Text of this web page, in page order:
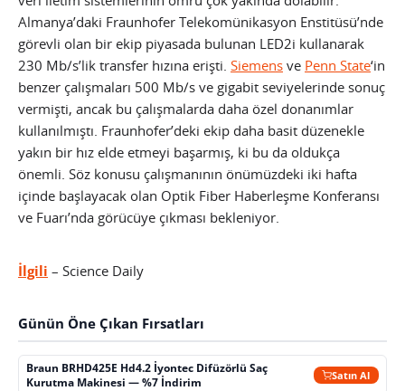
Almanya’daki Fraunhofer Telekomünikasyon Enstitüsü’nde
görevli olan bir ekip piyasada bulunan LED2i kullanarak
230 Mb/s’lik transfer hızına erişti. Siemens ve Penn State‘in
benzer çalışmaları 500 Mb/s ve gigabit seviyelerinde sonuç
vermişti, ancak bu çalışmalarda daha özel donanımlar
kullanılmıştı. Fraunhofer’deki ekip daha basit düzenekle
yakın bir hız elde etmeyi başarmış, ki bu da oldukça
önemli. Söz konusu çalışmanının önümüzdeki iki hafta
içinde başlayacak olan Optik Fiber Haberleşme Konferansı
ve Fuarı’nda görücüye çıkması bekleniyor.
İlgili – Science Daily
Günün Öne Çıkan Fırsatları
Braun BRHD425E Hd4.2 İyontec Difüzörlü Saç
Kurutma Makinesi — %7 İndirim
Satın Al